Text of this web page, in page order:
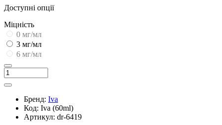
Доступні опції
Міцність
0 мг/мл
3 мг/мл
6 мг/мл
Бренд: Iva
Код: Iva (60ml)
Артикул: dr-6419